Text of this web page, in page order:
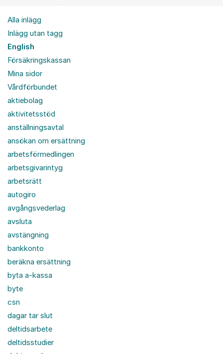
Alla inlägg
Inlägg utan tagg
English
Försäkringskassan
Mina sidor
Vårdförbundet
aktiebolag
aktivitetsstöd
anställningsavtal
ansökan om ersättning
arbetsförmedlingen
arbetsgivarintyg
arbetsrätt
autogiro
avgångsvederlag
avsluta
avstängning
bankkonto
beräkna ersättning
byta a-kassa
byte
csn
dagar tar slut
deltidsarbete
deltidsstudier